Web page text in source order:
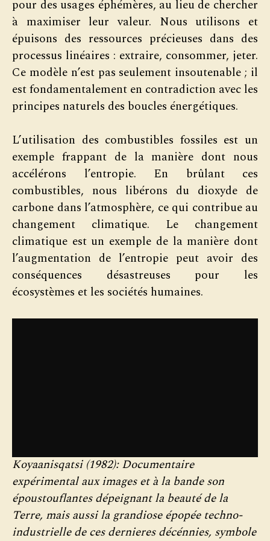
pour des usages éphémères, au lieu de chercher
à maximiser leur valeur. Nous utilisons et
épuisons des ressources précieuses dans des
processus linéaires : extraire, consommer, jeter.
Ce modèle n’est pas seulement insoutenable ; il
est fondamentalement en contradiction avec les
principes naturels des boucles énergétiques.
L’utilisation des combustibles fossiles est un
exemple frappant de la manière dont nous
accélérons l’entropie. En brûlant ces
combustibles, nous libérons du dioxyde de
carbone dans l’atmosphère, ce qui contribue au
changement climatique. Le changement
climatique est un exemple de la manière dont
l’augmentation de l’entropie peut avoir des
conséquences désastreuses pour les
écosystèmes et les sociétés humaines.
Koyaanisqatsi (1982): Documentaire
expérimental aux images et à la bande son
époustouflantes dépeignant la beauté de la
Terre, mais aussi la grandiose épopée techno-
industrielle de ces dernieres décénnies, symbole